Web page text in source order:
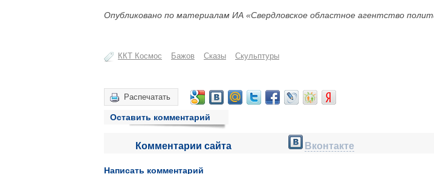
Опубликовано по материалам ИА «Свердловское областное агентство
ККТ Космос Бажов Сказы Скульптуры
Распечатать
Оставить комментарий
Комментарии сайта Вконтакте
Написать комментарий